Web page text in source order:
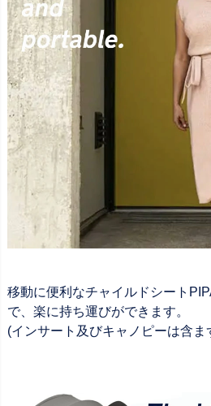
移動に便利なチャイルドシート
で、楽に持ち運びができます。
(インサート及びキャノピーは含ま